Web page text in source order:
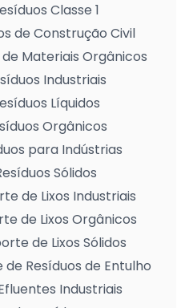
Classe 1
de Construção Civil
Materiais Orgânicos
Industriais
Líquidos
Orgânicos
para Indústrias
Sólidos
de Lixos Industriais
de Lixos Orgânicos
de Lixos Sólidos
Resíduos de Entulho
Industriais